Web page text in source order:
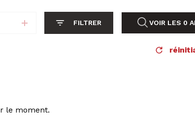
FILTRER VOIR LES 0
le moment.